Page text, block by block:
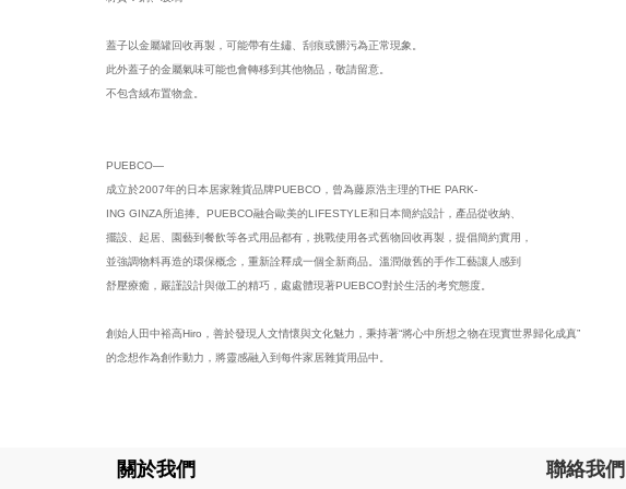
蓋子以金屬罐回收再製，可能帶有生鏽、刮痕或髒污為正常現象。
此外蓋子的金屬氣味可能也會轉移到其他物品，敬請留意。
不包含絨布置物盒。
PUEBCO—
成立於2007年的日本居家雜貨品牌PUEBCO，曾為藤原浩主理的THE PARK-
ING GINZA所追捧。PUEBCO融合歐美的LIFESTYLE和日本簡約設計，產品從收納、
擺設、起居、園藝到餐飲等各式用品都有，挑戰使用各式舊物回收再製，提倡簡約實用，
並強調物料再造的環保概念，重新詮釋成一個全新商品。溫潤做舊的手作工藝讓人感到
舒壓療癒，嚴謹設計與做工的精巧，處處體現著PUEBCO對於生活的考究態度。
創始人田中裕高Hiro，善於發現人文情懷與文化魅力，秉持著“將心中所想之物在現實世界歸化成真”
的念想作為創作動力，將靈感融入到每件家居雜貨用品中。
關於我們 聯絡我們